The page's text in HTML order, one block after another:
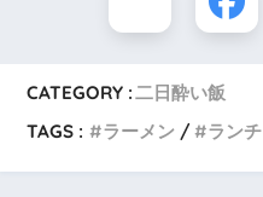
CATEGORY :二日酔い飯
TAGS :
ラーメン ランチ